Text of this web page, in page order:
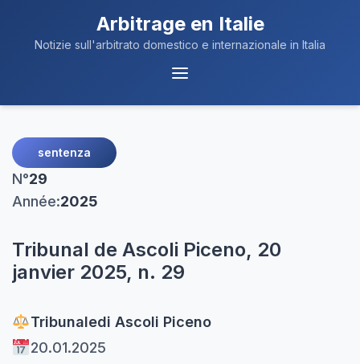
Arbitrage en Italie
Notizie sull'arbitrato domestico e internazionale in Italia
Navigation
sentenza
N°29
Année:2025
Tribunal de Ascoli Piceno, 20
janvier 2025, n. 29
Tribunaledi Ascoli Piceno
20.01.2025